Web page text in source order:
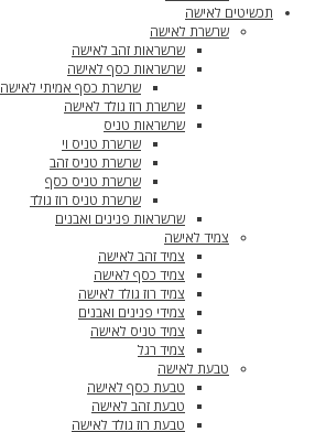
תכשיטים לאישה
שרשרת לאישה
שרשראות זהב לאישה
שרשראות כסף לאישה
שרשרת כסף אמיתי לאישה
שרשרת רוז גולד לאישה
שרשראות טניס
שרשרת טניס וי
שרשרת טניס זהב
שרשרת טניס כסף
שרשרת טניס רוז גולד
שרשראות פנינים ואבנים
צמיד לאישה
צמיד זהב לאישה
צמיד כסף לאישה
צמיד רוז גולד לאישה
צמידי פנינים ואבנים
צמיד טניס לאישה
צמיד רגל
טבעת לאישה
טבעת כסף לאישה
טבעת זהב לאישה
טבעת רוז גולד לאישה